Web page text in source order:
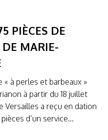
PIÈCES DE
DE MARIE-
« à perles et barbeaux »
à partir du 18 juillet
Versailles a reçu en dation
d’un service...